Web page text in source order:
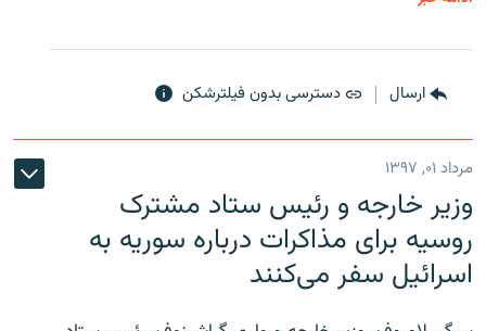
ارسال دسترسی بدون فیلترشکن
مرداد ۰۱, ۱۳۹۷
وزیر خارجه و رئیس‌ ستاد مشترک
روسیه برای مذاکرات درباره سوریه به
اسرائیل سفر می‌کنند